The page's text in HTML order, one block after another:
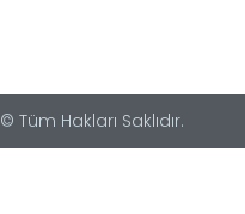
© Tüm Hakları Saklıdır.